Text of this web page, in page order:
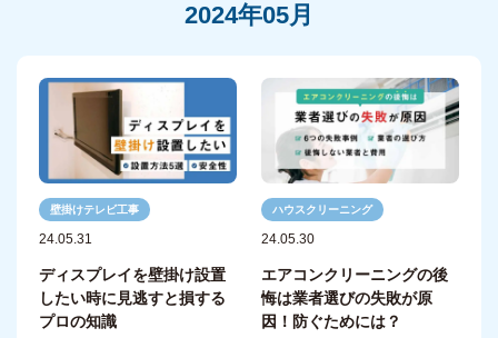
2024年05月
壁掛けテレビ工事
24.05.31
ディスプレイを壁掛け設置
したい時に見逃すと損する
プロの知識
ハウスクリーニング
24.05.30
エアコンクリーニングの後
悔は業者選びの失敗が原
因！防ぐためには？